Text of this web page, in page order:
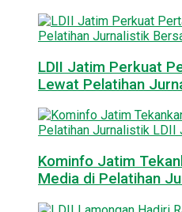
LDII Jatim Perkuat
Lewat Pelatihan
Kominfo Jatim
Media di Pelatihan